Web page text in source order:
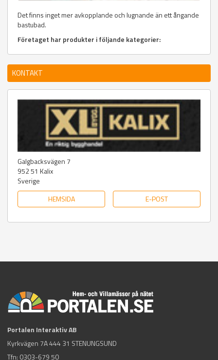
Det finns inget mer avkopplande och lugnande än ett ångande
bastubad.
Företaget har produkter i följande kategorier:
KONTAKT
Galgbacksvägen 7
952 51 Kalix
Sverige
HEMSIDA
E-POST
Portalen Interaktiv AB
Kyrkvägen 7A 444 31 STENUNGSUND
Tfn: 0303-679 50